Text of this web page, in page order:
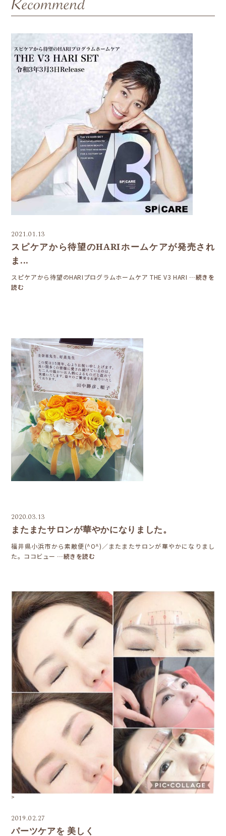
2021.01.13
スピケアから待望のHARIホームケアが発売され
ま...
スピケアから待望のHARIプログラムホームケア THE V3 HARI …続きを
読む
2020.03.13
またまたサロンが華やかになりました。
福井県小浜市から素敵便(^O^)／またまたサロンが華やかになりまし
た。ココビュー …続きを読む
>
2019.02.27
パーツケアを 美しく